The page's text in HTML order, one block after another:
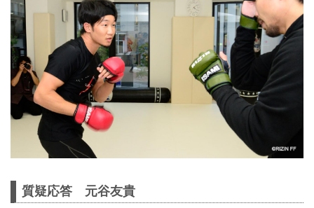
質疑応答 元谷友貴